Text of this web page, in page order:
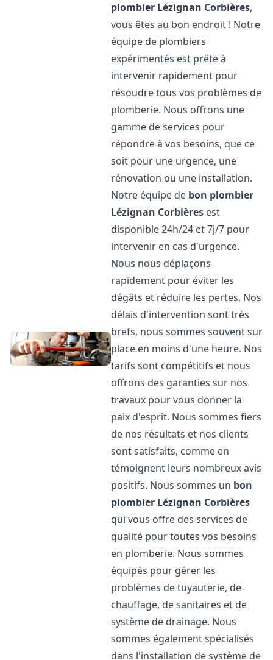
plombier Lézignan Corbières,
vous êtes au bon endroit ! Notre
équipe de plombiers
expérimentés est prête à
intervenir rapidement pour
résoudre tous vos problèmes de
plomberie. Nous offrons une
gamme de services pour
répondre à vos besoins, que ce
soit pour une urgence, une
rénovation ou une installation.
Notre équipe de bon plombier
Lézignan Corbières est
disponible 24h/24 et 7j/7 pour
intervenir en cas d'urgence.
Nous nous déplaçons
rapidement pour éviter les
dégâts et réduire les pertes. Nos
délais d'intervention sont très
brefs, nous sommes souvent sur
place en moins d'une heure. Nos
tarifs sont compétitifs et nous
offrons des garanties sur nos
travaux pour vous donner la
paix d'esprit. Nous sommes fiers
de nos résultats et nos clients
sont satisfaits, comme en
témoignent leurs nombreux avis
positifs. Nous sommes un bon
plombier Lézignan Corbières
qui vous offre des services de
qualité pour toutes vos besoins
en plomberie. Nous sommes
équipés pour gérer les
problèmes de tuyauterie, de
chauffage, de sanitaires et de
système de drainage. Nous
sommes également spécialisés
dans l'installation de système de